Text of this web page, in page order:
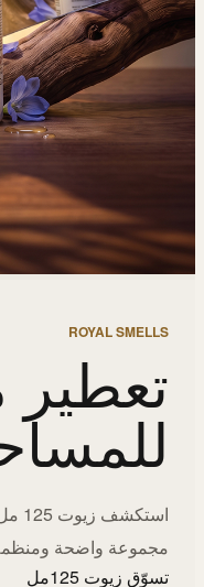
ROYAL SMELLS
تعطير
مجموعة واضحة
تسوّق زيوت 125مل